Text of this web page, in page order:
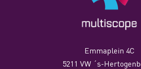
Emmaplein 4C
5211 VW ´s-